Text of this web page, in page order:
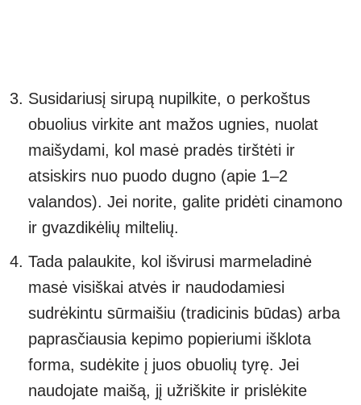
Susidariusį sirupą nupilkite, o perkoštus
obuolius virkite ant mažos ugnies, nuolat
maišydami, kol masė pradės tirštėti ir
atsiskirs nuo puodo dugno (apie 1–2
valandos). Jei norite, galite pridėti cinamono
ir gvazdikėlių miltelių.
Tada palaukite, kol išvirusi marmeladinė
masė visiškai atvės ir naudodamiesi
sudrėkintu sūrmaišiu (tradicinis būdas) arba
paprasčiausia kepimo popieriumi išklota
forma, sudėkite į juos obuolių tyrę. Jei
naudojate maišą, jį užriškite ir prislėkite